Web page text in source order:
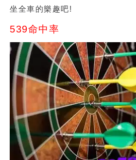
坐全車的樂趣吧!
539命中率